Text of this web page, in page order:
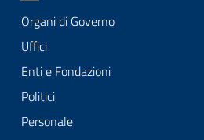
Organi di Governo
Uffici
Enti e Fondazioni
Politici
Personale